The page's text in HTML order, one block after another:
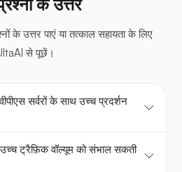
के उत्तर
के उत्तर पाएं या तत्काल सहायता के लिए
से पूछें।
सर्वरों के साथ उच्च प्रदर्शन
उच्च ट्रैफ़िक वॉल्यूम को संभाल सकती